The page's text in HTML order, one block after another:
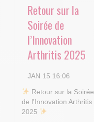
Retour sur la
Soirée de
l’Innovation
Arthritis 2025
JAN 15 16:06
​ Retour sur la Soirée
de l’Innovation Arthritis
2025